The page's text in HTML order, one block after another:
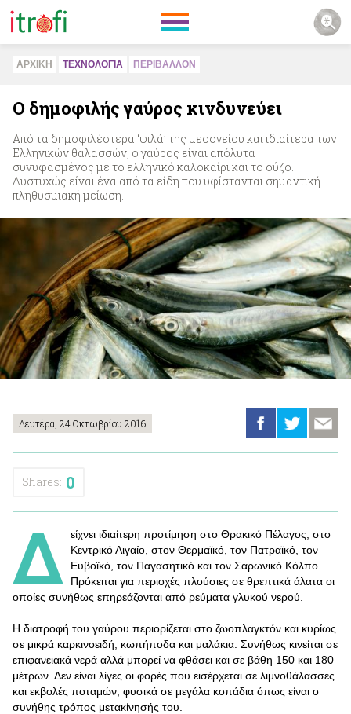
ΑΡΧΙΚΗ ΤΕΧΝΟΛΟΓΙΑ ΠΕΡΙΒAΛΛΟΝ
Ο δημοφιλής γαύρος κινδυνεύει
Από τα δημοφιλέστερα ‘ψιλά’ της μεσογείου και ιδιαίτερα των
Ελληνικών θαλασσών, ο γαύρος είναι απόλυτα
συνυφασμένος με το ελληνικό καλοκαίρι και το ούζο.
Δυστυχώς είναι ένα από τα είδη που υφίστανται σημαντική
πληθυσμιακή μείωση.
Δευτέρα, 24 Οκτωβρίου 2016
Shares: 0
Δ
είχνει ιδιαίτερη προτίμηση στο Θρακικό Πέλαγος, στο
Κεντρικό Αιγαίο, στον Θερμαϊκό, τον Πατραϊκό, τον
Ευβοϊκό, τον Παγασητικό και τον Σαρωνικό Κόλπο.
Πρόκειται για περιοχές πλούσιες σε θρεπτικά άλατα οι
οποίες συνήθως επηρεάζονται από ρεύματα γλυκού νερού.
Η διατροφή του γαύρου περιορίζεται στο ζωοπλαγκτόν και κυρίως
σε μικρά καρκινοειδή, κωπήποδα και μαλάκια. Συνήθως κινείται σε
επιφανειακά νερά αλλά μπορεί να φθάσει και σε βάθη 150 και 180
μέτρων. Δεν είναι λίγες οι φορές που εισέρχεται σε λιμνοθάλασσες
και εκβολές ποταμών, φυσικά σε μεγάλα κοπάδια όπως είναι ο
συνήθης τρόπος μετακίνησής του.